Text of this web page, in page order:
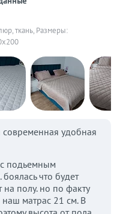
ткань, Размеры:
современная удобная
подьемным
что будет
на полу. но по факту
наш матрас 21 см. В